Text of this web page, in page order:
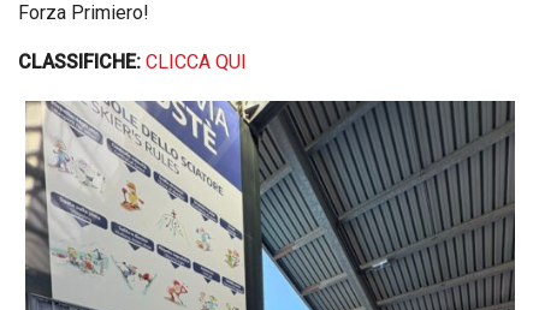
Forza Primiero!
CLASSIFICHE: CLICCA QUI